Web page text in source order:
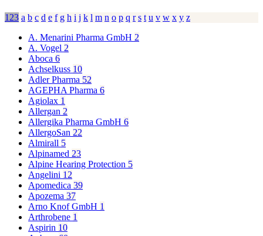
123 a b c d e f g h i j k l m n o p q r s t u v w x y z
A. Menarini Pharma GmbH 2
A. Vogel 2
Aboca 6
Achselkuss 10
Adler Pharma 52
AGEPHA Pharma 6
Agiolax 1
Allergan 2
Allergika Pharma GmbH 6
AllergoSan 22
Almirall 5
Alpinamed 23
Alpine Hearing Protection 5
Angelini 12
Apomedica 39
Apozema 37
Arno Knof GmbH 1
Arthrobene 1
Aspirin 10